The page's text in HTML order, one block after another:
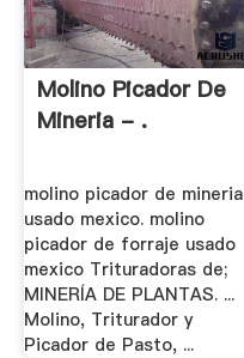
Molino Picador De
Mineria - .
molino picador de mineria
usado mexico. molino
picador de forraje usado
mexico Trituradoras de;
MINERÍA DE PLANTAS. ...
Molino, Triturador y
Picador de Pasto, ...